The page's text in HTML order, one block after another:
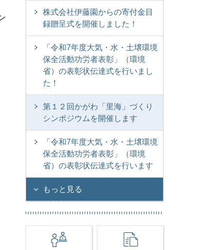
株式会社伊藤園からの寄付金目
録贈呈式を開催しました！
「令和7年度大気・水・土壌環境
保全活動功労者表彰」（環境
省）の表彰状伝達式を行いまし
た！
第１２回かがわ「里海」づくり
シンポジウムを開催します
「令和7年度大気・水・土壌環境
保全活動功労者表彰」（環境
省）の表彰状伝達式を行います
もっと見る